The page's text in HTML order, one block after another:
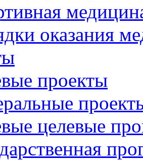
оказания
проекты
целевые